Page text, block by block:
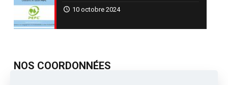
10 octobre 2024
NOS COORDONNÉES